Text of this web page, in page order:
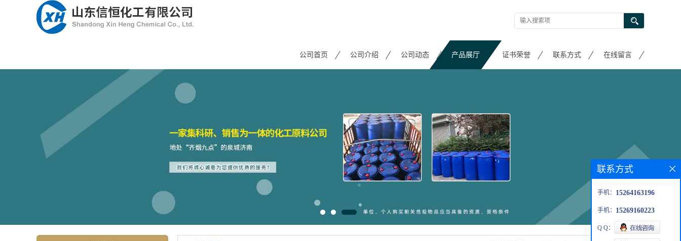
公司首页 公司介绍 公司动态 产品展厅 证书荣誉 联系方式 在线留言
联系方式
手机： 15264163196
手机： 15269160223
Q Q：